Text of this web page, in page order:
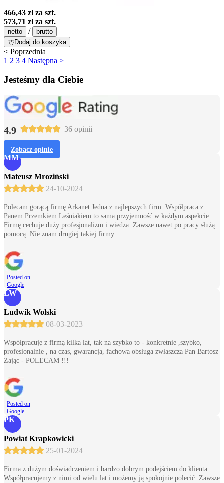
466,43 złza szt.
573,71 złza szt.
netto /
brutto
Dodaj do koszyka
< Poprzednia
1 2 3 4 Następna >
Jesteśmy dla Ciebie
4.9 36 opinii
Zobacz opinie
MM
Mateusz Mroziński
24-10-2024
Polecam gorącą firmę Arkanet Jedna z najlepszych firm. Współpraca z
Panem Przemkiem Leśniakiem to sama przyjemność w każdym aspekcie.
Firmę cechuje duży profesjonalizm i wiedza. Zawsze nawet po pracy służą
pomocą. Nie znam drugiej takiej firmy
Posted on
Google
LW
Ludwik Wolski
08-03-2023
Współpracuję z firmą kilka lat, tak na szybko to - konkretnie ,szybko,
profesionalnie , na czas, gwarancja, fachowa obsługa zwłaszcza Pan Bartosz
Zając - POLECAM !!!
Posted on
Google
PK
Powiat Krapkowicki
25-01-2024
Firma z dużym doświadczeniem i bardzo dobrym podejściem do klienta.
Współpracujemy z nimi od wielu lat i możemy ją spokojnie polecić. Zawsze